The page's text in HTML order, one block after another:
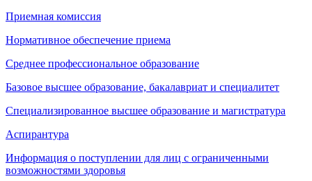
Приемная комиссия
Нормативное обеспечение приема
Среднее профессиональное образование
Базовое высшее образование, бакалавриат и специалитет
Специализированное высшее образование и магистратура
Аспирантура
Информация о поступлении для лиц с ограниченными
возможностями здоровья